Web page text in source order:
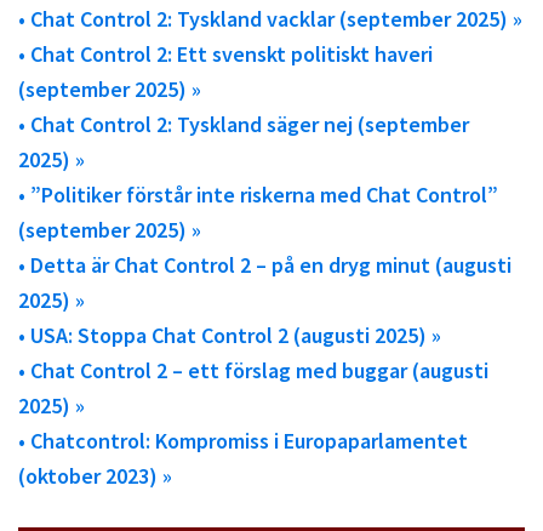
• Chat Control 2: Tyskland vacklar (september 2025) »
• Chat Control 2: Ett svenskt politiskt haveri
(september 2025) »
• Chat Control 2: Tyskland säger nej (september
2025) »
• ”Politiker förstår inte riskerna med Chat Control”
(september 2025) »
• Detta är Chat Control 2 – på en dryg minut (augusti
2025) »
• USA: Stoppa Chat Control 2 (augusti 2025) »
• Chat Control 2 – ett förslag med buggar (augusti
2025) »
• Chatcontrol: Kompromiss i Europaparlamentet
(oktober 2023) »